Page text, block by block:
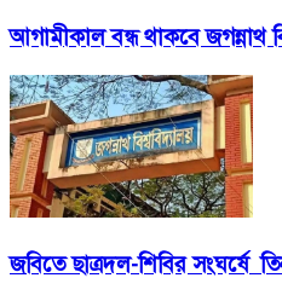
আগামীকাল বন্ধ থাকবে জগন্নাথ
জবিতে ছাত্রদল-শিবির সংঘর্ষে